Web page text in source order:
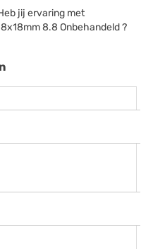
jij ervaring met
8.8 Onbehandeld ?